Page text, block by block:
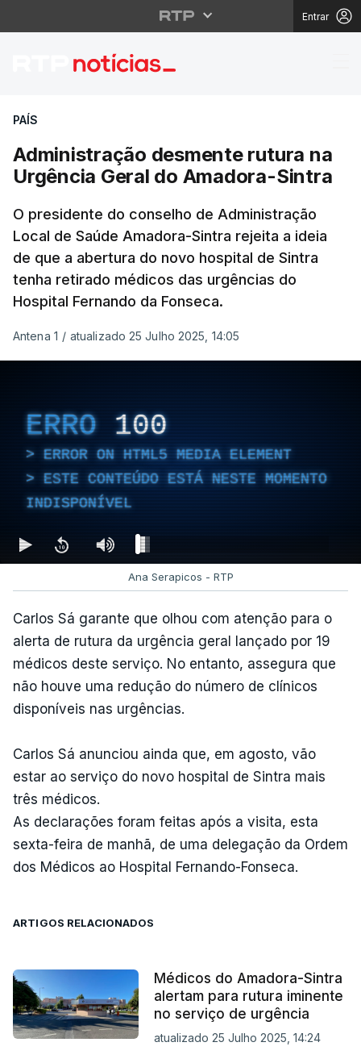
Entrar
Administração
PAÍS
Administração desmente rutura na
Urgência Geral do Amadora-Sintra
O presidente do conselho de Administração
Local de Saúde Amadora-Sintra rejeita a ideia
de que a abertura do novo hospital de Sintra
tenha retirado médicos das urgências do
Hospital Fernando da Fonseca.
Antena 1 / atualizado 25 Julho 2025, 14:05
ERRO 100
ERROR ON HTML5 MEDIA ELEMENT
ESTE CONTEÚDO ESTÁ NESTE MOMENTO
INDISPONÍVEL
Ana Serapicos - RTP
Carlos Sá garante que olhou com atenção para o
alerta de rutura da urgência geral lançado por 19
médicos deste serviço. No entanto, assegura que
não houve uma redução do número de clínicos
disponíveis nas urgências.
Carlos Sá anunciou ainda que, em agosto, vão
estar ao serviço do novo hospital de Sintra mais
três médicos.
As declarações foram feitas após a visita, esta
sexta-feira de manhã, de uma delegação da Ordem
dos Médicos ao Hospital Fernando-Fonseca.
ARTIGOS RELACIONADOS
Médicos do Amadora-Sintra
alertam para rutura iminente
no serviço de urgência
atualizado 25 Julho 2025, 14:24